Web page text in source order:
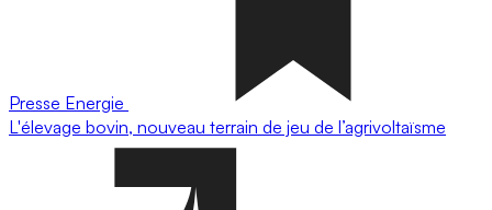
Presse Energie
L'élevage bovin, nouveau terrain de jeu de l’agrivoltaïsme